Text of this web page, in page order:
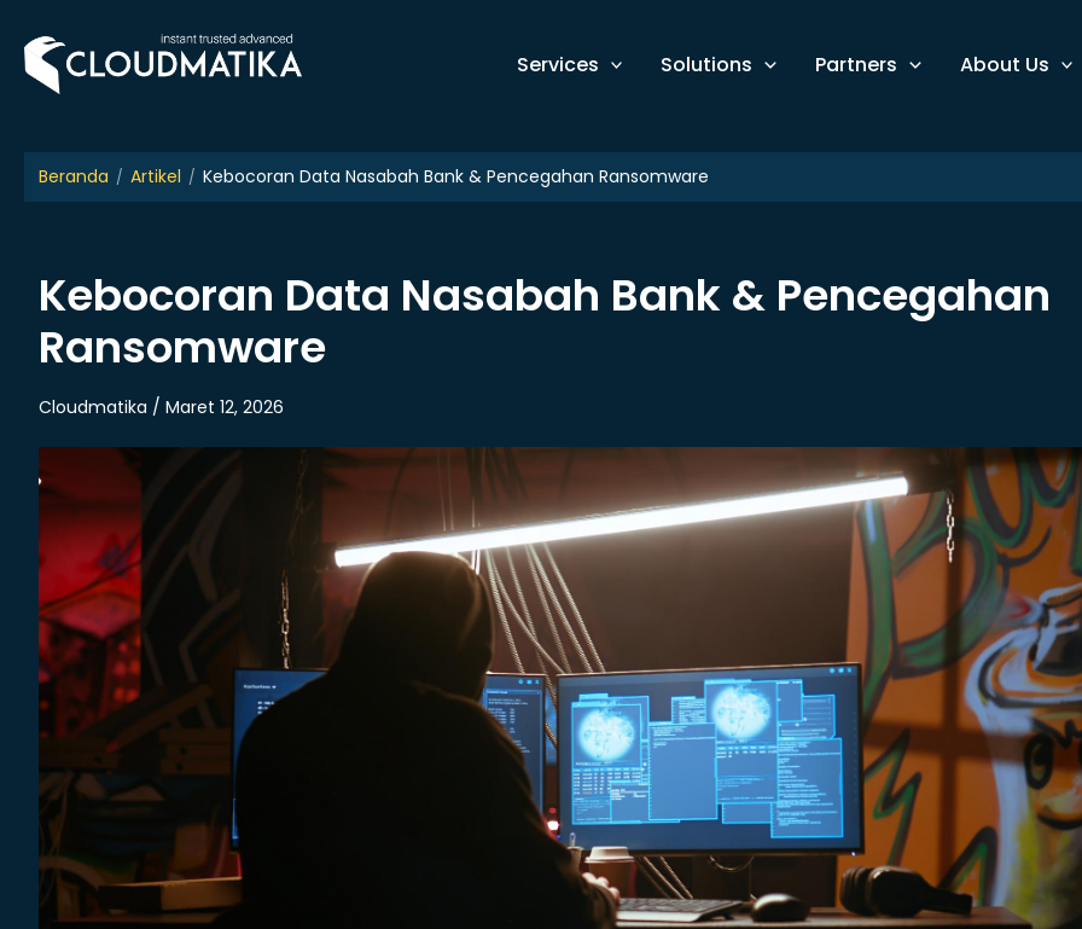
content
Services Solutions Partners About Us
Beranda Artikel Kebocoran Data Nasabah Bank & Pencegahan Ransomware
Kebocoran Data Nasabah Bank & Pencegahan
Ransomware
Cloudmatika / Maret 12, 2026